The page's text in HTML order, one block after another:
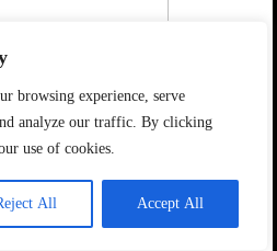
browsing experience, serve
analyze our traffic. By clicking
use of cookies.
All Accept All
da Letícia Bernardo)
Foundation
de profissionais muito dedicados
além do esperado. Parabéns
firmes! Bem-haja🙌🏾